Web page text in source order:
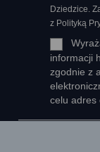
Dziedzice.
z Polityką
informacji
zgodnie z
celu adres